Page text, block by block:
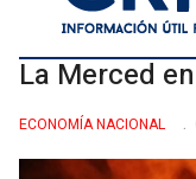
La Merced
ECONOMÍ­A NACIONAL